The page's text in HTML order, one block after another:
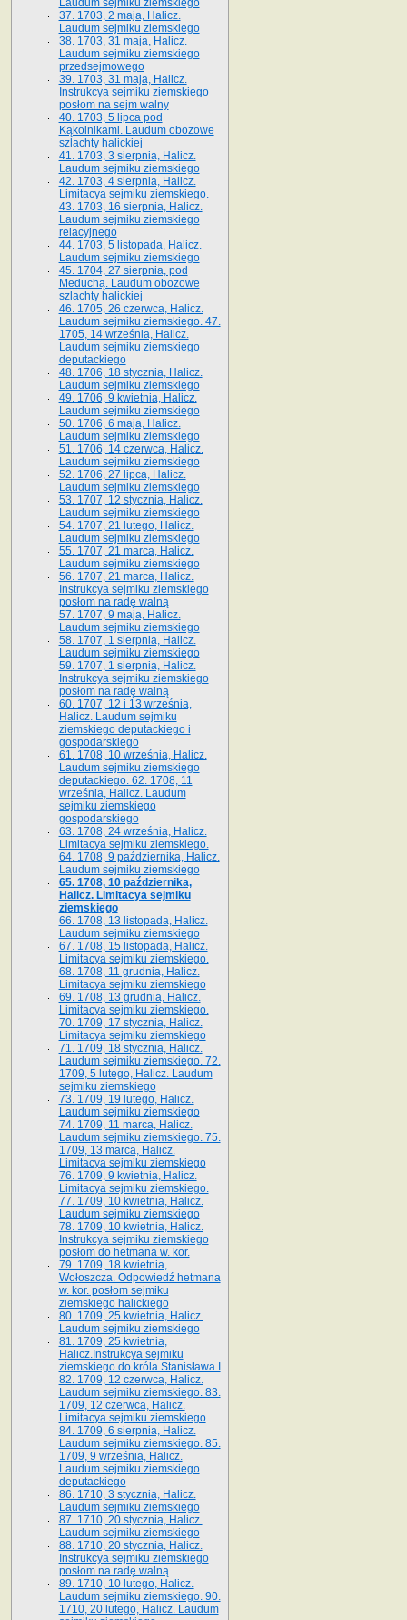
Laudum sejmiku ziemskiego
37. 1703, 2 maja, Halicz.
Laudum sejmiku ziemskiego
38. 1703, 31 maja, Halicz.
Laudum sejmiku ziemskiego
przedsejmowego
39. 1703, 31 maja, Halicz.
Instrukcya sejmiku ziemskiego
posłom na sejm walny
40. 1703, 5 lipca pod
Kąkolnikami. Laudum obozowe
szlachty halickiej
41­. 1703, 3 sierpnia, Halicz.
Laudum sejmiku ziemskiego
42. 1703, 4 sierpnia, Halicz.
Limitacya sejmiku ziemskiego.
43. 1703, 16 sierpnia, Halicz.
Laudum sejmiku ziemskiego
relacyjnego
44. 1703, 5 listopada, Halicz.
Laudum sejmiku ziemskiego
45. 1704, 27 sierpnia, pod
Meduchą. Laudum obozowe
szlachty halickiej
46. 1705, 26 czerwca, Halicz.
Laudum sejmiku ziemskiego. 47.
1705, 14 września, Halicz.
Laudum sejmiku ziemskiego
deputackiego
48. 1706, 18 stycznia, Halicz.
Laudum sejmiku ziemskiego
49. 1706, 9 kwietnia, Halicz.
Laudum sejmiku ziemskiego
50. 1706, 6 maja, Halicz.
Laudum sejmiku ziemskiego
51. 1706, 14 czerwca, Halicz.
Laudum sejmiku ziemskiego
52. 1706, 27 lipca, Halicz.
Laudum sejmiku ziemskiego
53. 1707, 12 stycznia, Halicz.
Laudum sejmiku ziemskiego
54. 1707, 21 lutego, Halicz.
Laudum sejmiku ziemskiego
55. 1707, 21 marca, Halicz.
Laudum sejmiku ziemskiego
56. 1707, 21 marca, Halicz.
Instrukcya sejmiku ziemskiego
posłom na radę walną
57. 1707, 9 maja, Halicz.
Laudum sejmiku ziemskiego
58. 1707, 1 sierpnia, Halicz.
Laudum sejmiku ziemskiego
59. 1707, 1 sierpnia, Halicz.
Instrukcya sejmiku ziemskiego
posłom na radę walną
60. 1707, 12 i 13 września,
Halicz. Laudum sejmiku
ziemskiego deputackiego i
gospodarskiego
61. 1708, 10 września, Halicz.
Laudum sejmiku ziemskiego
deputackiego. 62. 1708, 11
września, Halicz. Laudum
sejmiku ziemskiego
gospodarskiego
63. 1708, 24 września, Halicz.
Limitacya sejmiku ziemskiego.
64. 1708, 9 października, Halicz.
Laudum sejmiku ziemskiego
65­. 1708, 10 października,
Halicz. Limitacya sejmiku
ziemskiego
66. 1708, 13 listopada, Halicz.
Laudum sejmiku ziemskiego
67. 1708, 15 listopada, Halicz.
Limitacya sejmiku ziemskiego.
68. 1708, 11 grudnia, Halicz.
Limitacya sejmiku ziemskiego
69. 1708, 13 grudnia, Halicz.
Limitacya sejmiku ziemskiego.
70. 1709, 17 stycznia, Halicz.
Limitacya sejmiku ziemskiego
71. 1709, 18 stycznia, Halicz.
Laudum sejmiku ziemskiego. 72.
1709, 5 lutego, Halicz. Laudum
sejmiku ziemskiego
73. 1709, 19 lutego, Halicz.
Laudum sejmiku ziemskiego
74. 1709, 11 marca, Halicz.
Laudum sejmiku ziemskiego. 75.
1709, 13 marca, Halicz.
Limitacya sejmiku ziemskiego
76. 1709, 9 kwietnia, Halicz.
Limitacya sejmiku ziemskiego.
77. 1709, 10 kwietnia, Halicz.
Laudum sejmiku ziemskiego
78. 1709, 10 kwietnia, Halicz.
Instrukcya sejmiku ziemskiego
posłom do hetmana w. kor.
79. 1709, 18 kwietnia,
Wołoszcza. Odpowiedź hetmana
w. kor. posłom sejmiku
ziemskiego halickiego
80. 1709, 25 kwietnia, Halicz.
Laudum sejmiku ziemskiego
81. 1709, 25 kwietnia,
Halicz.Instrukcya sejmiku
ziemskiego do króla Stanisława I
82. 1709, 12 czerwca, Halicz.
Laudum sejmiku ziemskiego. 83.
1709, 12 czerwca, Halicz.
Limitacya sejmiku ziemskiego
84. 1709, 6 sierpnia, Halicz.
Laudum sejmiku ziemskiego. 85.
1709, 9 września, Halicz.
Laudum sejmiku ziemskiego
deputackiego
86. 1710, 3 stycznia, Halicz.
Laudum sejmiku ziemskiego
87. 1710, 20 stycznia, Halicz.
Laudum sejmiku ziemskiego
88. 1710, 20 stycznia, Halicz.
Instrukcya sejmiku ziemskiego
posłom na radę walną
89. 1710, 10 lutego, Halicz.
Laudum sejmiku ziemskiego. 90.
1710, 20 lutego, Halicz. Laudum